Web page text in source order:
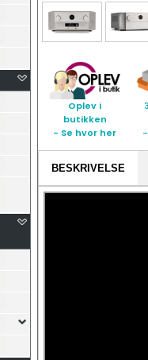
Oplev i
butikken
- Se hvor her
BESKRIVELSE